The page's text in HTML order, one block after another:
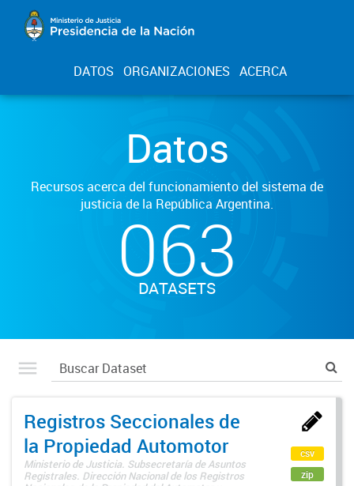
DATOS ORGANIZACIONES ACERCA
Datos
Recursos acerca del funcionamiento del sistema de
justicia de la República Argentina.
063
DATASETS
Registros Seccionales de
la Propiedad Automotor
Ministerio de Justicia. Subsecretaría de Asuntos
Registrales. Dirección Nacional de los Registros
csv
zip